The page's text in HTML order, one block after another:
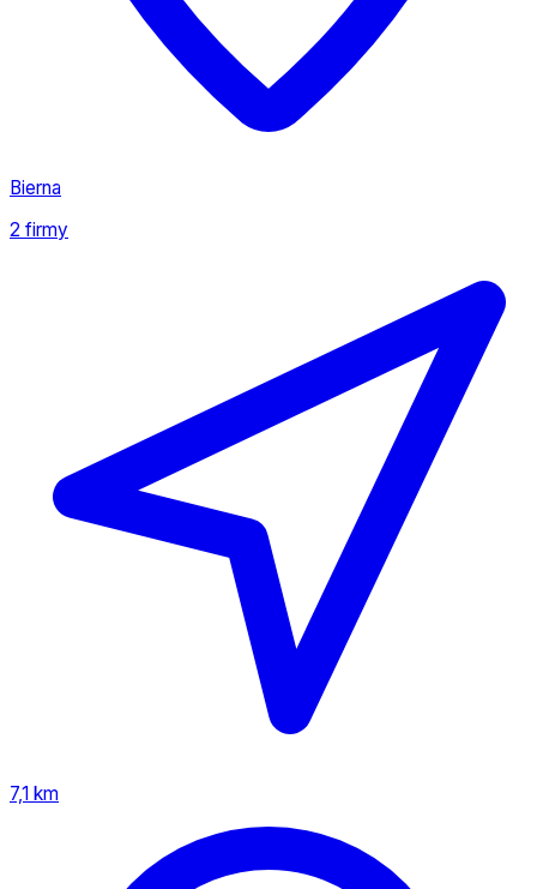
Bierna
2 firmy
7,1 km